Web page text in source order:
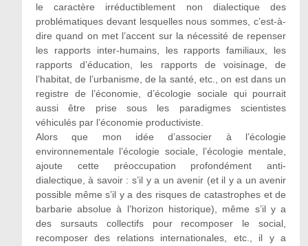
le caractère irréductiblement non dialectique des
problématiques devant lesquelles nous sommes, c’est-à-
dire quand on met l’accent sur la nécessité de repenser
les rapports inter-humains, les rapports familiaux, les
rapports d’éducation, les rapports de voisinage, de
l’habitat, de l’urbanisme, de la santé, etc., on est dans un
registre de l’économie, d’écologie sociale qui pourrait
aussi être prise sous les paradigmes scientistes
véhiculés par l’économie productiviste.
Alors que mon idée d’associer à l’écologie
environnementale l’écologie sociale, l’écologie mentale,
ajoute cette préoccupation profondément anti-
dialectique, à savoir : s’il y a un avenir (et il y a un avenir
possible même s’il y a des risques de catastrophes et de
barbarie absolue à l’horizon historique), même s’il y a
des sursauts collectifs pour recomposer le social,
recomposer des relations internationales, etc., il y a